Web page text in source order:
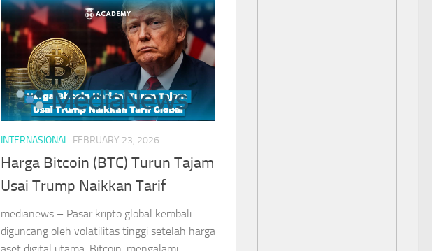
INTERNASIONAL FEBRUARY 23, 2026
Harga Bitcoin (BTC) Turun Tajam
Usai Trump Naikkan Tarif
medianews – Pasar kripto global kembali
diguncang oleh volatilitas tinggi setelah harga